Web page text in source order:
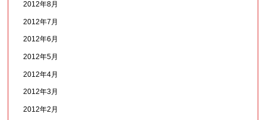
2012年8月
2012年7月
2012年6月
2012年5月
2012年4月
2012年3月
2012年2月